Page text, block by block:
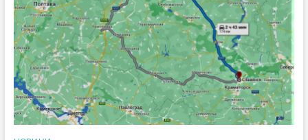
дня!
В
Ізюмі
підірвались
підлітки